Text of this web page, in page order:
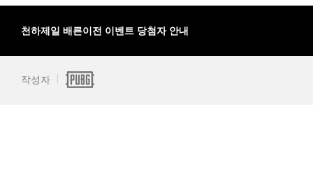
천하제일 배른이전 이벤트 당첨자 안내
작성자